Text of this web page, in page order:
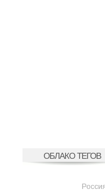
ОБЛАКО ТЕГОВ